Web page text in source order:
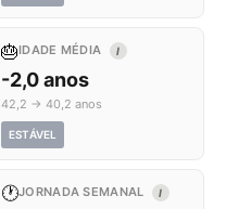
🎂IDADE MÉDIA I
-2,0 anos
42,2 → 40,2 anos
ESTÁVEL
🕐JORNADA SEMANAL I